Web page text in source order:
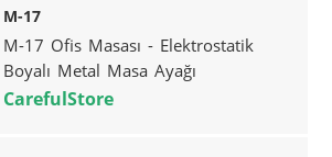
M-17
M-17 Ofis Masası - Elektrostatik
Boyalı Metal Masa Ayağı
CarefulStore